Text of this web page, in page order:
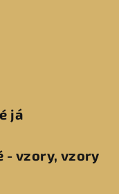
já
- vzory, vzory